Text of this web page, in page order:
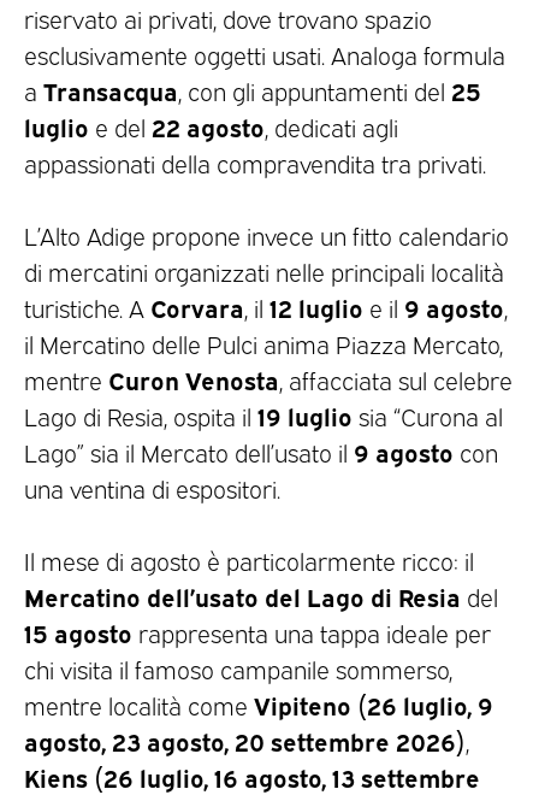
riservato ai privati, dove trovano spazio
esclusivamente oggetti usati. Analoga formula
a Transacqua, con gli appuntamenti del 25
luglio e del 22 agosto, dedicati agli
appassionati della compravendita tra privati.
L’Alto Adige propone invece un fitto calendario
di mercatini organizzati nelle principali località
turistiche. A Corvara, il 12 luglio e il 9 agosto,
il Mercatino delle Pulci anima Piazza Mercato,
mentre Curon Venosta, affacciata sul celebre
Lago di Resia, ospita il 19 luglio sia “Curona al
Lago” sia il Mercato dell’usato il 9 agosto con
una ventina di espositori.
Il mese di agosto è particolarmente ricco: il
Mercatino dell’usato del Lago di Resia del
15 agosto rappresenta una tappa ideale per
chi visita il famoso campanile sommerso,
mentre località come Vipiteno (26 luglio, 9
agosto, 23 agosto, 20 settembre 2026),
Kiens (26 luglio, 16 agosto, 13 settembre